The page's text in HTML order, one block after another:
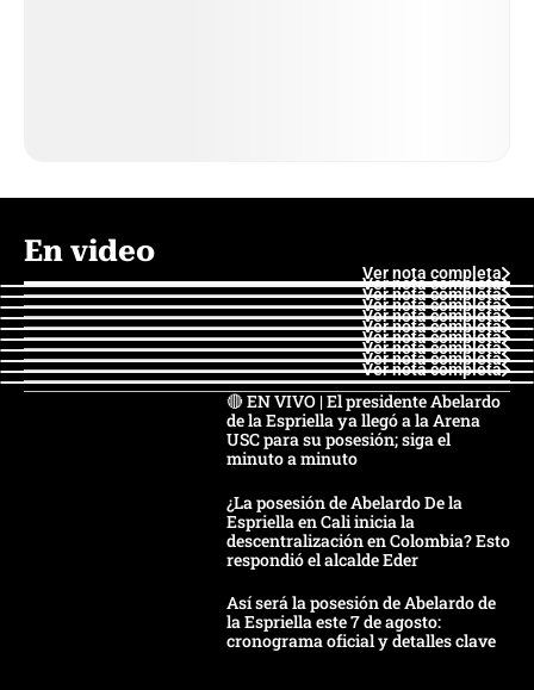
En video
Ver nota completa
Ver nota completa
Ver nota completa
Ver nota completa
Ver nota completa
Ver nota completa
Ver nota completa
Ver nota completa
Ver nota completa
Ver nota completa
🔴 EN VIVO | El presidente Abelardo
de la Espriella ya llegó a la Arena
USC para su posesión; siga el
minuto a minuto
¿La posesión de Abelardo De la
Espriella en Cali inicia la
descentralización en Colombia? Esto
respondió el alcalde Eder
Así será la posesión de Abelardo de
la Espriella este 7 de agosto:
cronograma oficial y detalles clave